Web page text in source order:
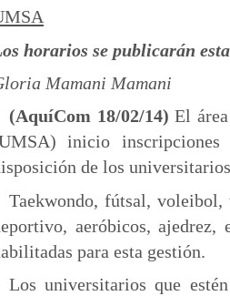
horarios se publicarán
Mamani Mamani
(AquíCom 18/02/14) El
inicio
de los
Taekwondo, fútsal,
aeróbicos, ajedrez,
para esta gestión.
Los universitarios que